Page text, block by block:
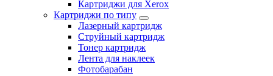
Картриджи для Xerox
Картриджи по типу
Лазерный картридж
Струйный картридж
Тонер картридж
Лента для наклеек
Фотобарабан